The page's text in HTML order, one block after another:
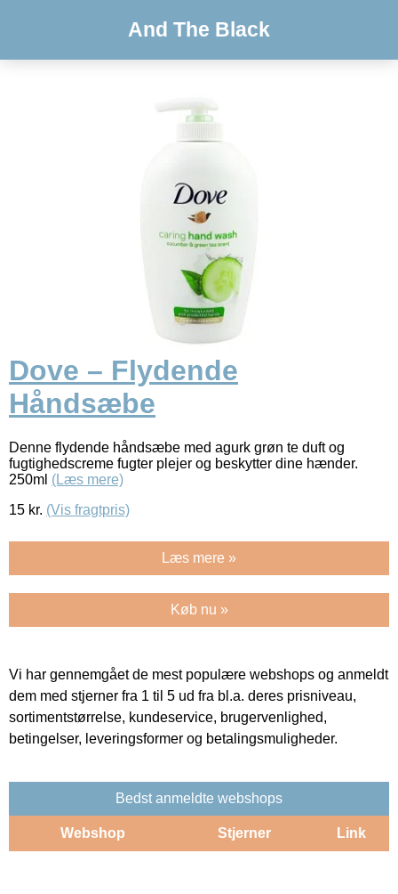
And The Black
Dove – Flydende
Håndsæbe
Denne flydende håndsæbe med agurk grøn te duft og
fugtighedscreme fugter plejer og beskytter dine hænder.
250ml (Læs mere)
15 kr. (Vis fragtpris)
Læs mere »
Køb nu »
Vi har gennemgået de mest populære webshops og anmeldt
dem med stjerner fra 1 til 5 ud fra bl.a. deres prisniveau,
sortimentstørrelse, kundeservice, brugervenlighed,
betingelser, leveringsformer og betalingsmuligheder.
Bedst anmeldte webshops
Webshop Stjerner Link